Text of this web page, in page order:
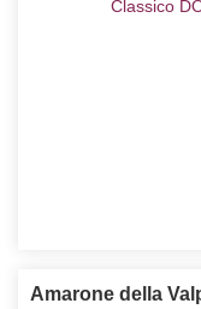
Amarone della